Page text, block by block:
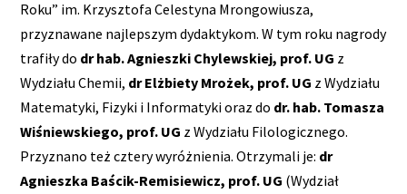
Roku” im. Krzysztofa Celestyna Mrongowiusza,
przyznawane najlepszym dydaktykom. W tym roku nagrody
trafiły do dr hab. Agnieszki Chylewskiej, prof. UG z
Wydziału Chemii, dr Elżbiety Mrożek, prof. UG z Wydziału
Matematyki, Fizyki i Informatyki oraz do dr. hab. Tomasza
Wiśniewskiego, prof. UG z Wydziału Filologicznego.
Przyznano też cztery wyróżnienia. Otrzymali je: dr
Agnieszka Baścik-Remisiewicz, prof. UG (Wydział